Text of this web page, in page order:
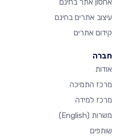
אחסון אתר בחינם
עיצוב אתרים בחינם
קידום אתרים
חברה
אודות
מרכז התמיכה
מרכז למידה
משרות (English)
שותפים